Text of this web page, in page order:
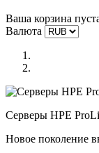
Ваша корзина
Валюта
Серверы HPE
Новое поколение